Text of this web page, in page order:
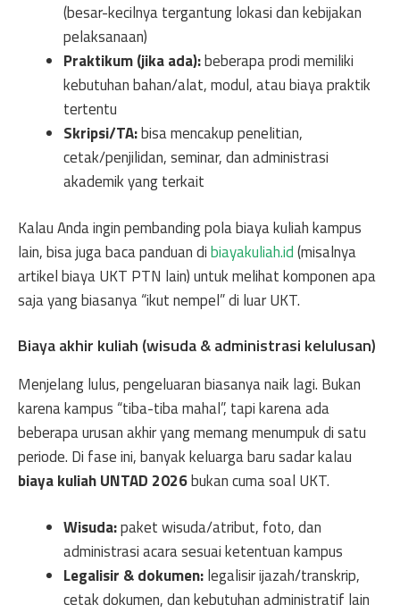
(besar-kecilnya tergantung lokasi dan kebijakan
pelaksanaan)
Praktikum (jika ada):beberapa prodi memiliki
kebutuhan bahan/alat, modul, atau biaya praktik
tertentu
Skripsi/TA:bisa mencakup penelitian,
cetak/penjilidan, seminar, dan administrasi
akademik yang terkait
Kalau Anda ingin pembanding pola biaya kuliah kampus
lain, bisa juga baca panduan dibiayakuliah.id(misalnya
artikel biaya UKT PTN lain) untuk melihat komponen apa
saja yang biasanya “ikut nempel” di luar UKT.
Biaya akhir kuliah (wisuda & administrasi kelulusan)
Menjelang lulus, pengeluaran biasanya naik lagi. Bukan
karena kampus “tiba-tiba mahal”, tapi karena ada
beberapa urusan akhir yang memang menumpuk di satu
periode. Di fase ini, banyak keluarga baru sadar kalau
biaya kuliah UNTAD 2026bukan cuma soal UKT.
Wisuda:paket wisuda/atribut, foto, dan
administrasi acara sesuai ketentuan kampus
Legalisir & dokumen:legalisir ijazah/transkrip,
cetak dokumen, dan kebutuhan administratif lain